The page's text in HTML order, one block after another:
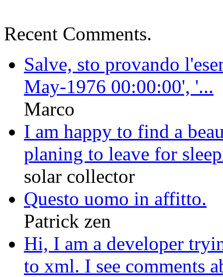
Recent Comments.
Salve, sto provando
May-1976 00:00:00', '...
Marco
I am happy to find a
planing to leave for
solar collector
Questo uomo in affitto.
Patrick zen
Hi, I am a developer
to xml. I see comments